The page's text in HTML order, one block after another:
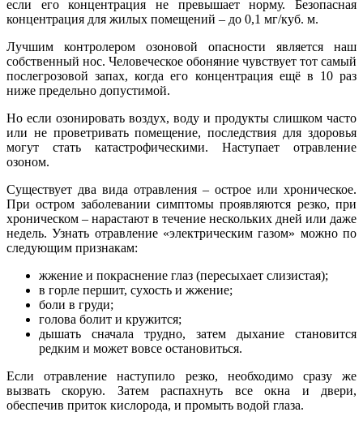
если его концентрация не превышает норму. Безопасная
концентрация для жилых помещений – до 0,1 мг/куб. м.
Лучшим контролером озоновой опасности является наш
собственный нос. Человеческое обоняние чувствует тот самый
послегрозовой запах, когда его концентрация ещё в 10 раз
ниже предельно допустимой.
Но если озонировать воздух, воду и продукты слишком часто
или не проветривать помещение, последствия для здоровья
могут стать катастрофическими. Наступает отравление
озоном.
Существует два вида отравления – острое или хроническое.
При остром заболевании симптомы проявляются резко, при
хроническом – нарастают в течение нескольких дней или даже
недель. Узнать отравление «электрическим газом» можно по
следующим признакам:
жжение и покраснение глаз (пересыхает слизистая);
в горле першит, сухость и жжение;
боли в груди;
голова болит и кружится;
дышать сначала трудно, затем дыхание становится
редким и может вовсе остановиться.
Если отравление наступило резко, необходимо сразу же
вызвать скорую. Затем распахнуть все окна и двери,
обеспечив приток кислорода, и промыть водой глаза.